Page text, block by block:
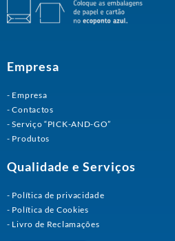
Empresa
Empresa
Contactos
Serviço “PICK-AND-GO”
Produtos
Qualidade e Serviços
Política de privacidade
Política de Cookies
Livro de Reclamações